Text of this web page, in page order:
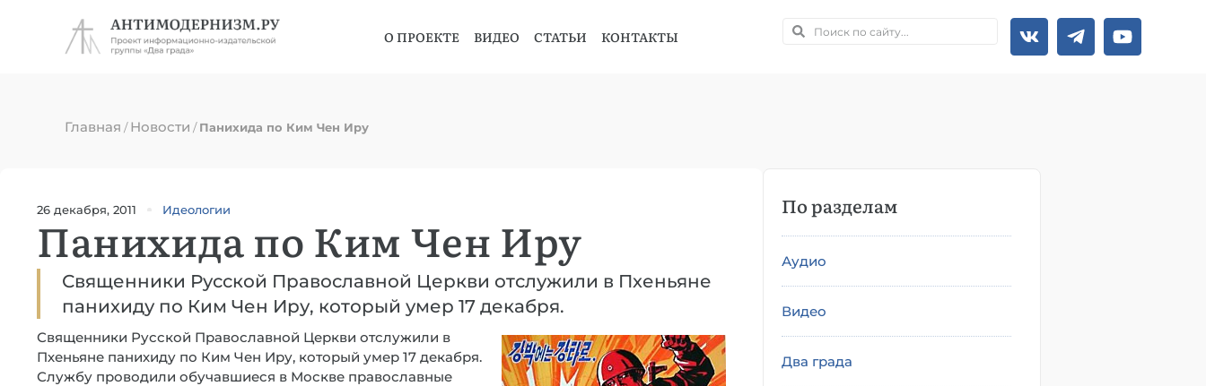
О ПРОЕКТЕ ВИДЕО СТАТЬИ КОНТАКТЫ
Главная /Новости /Панихида по Ким Чен Иру
26 декабря, 2011 Идеологии
Панихида по Ким Чен Иру
Священники Русской Православной Церкви отслужили в Пхеньяне
панихиду по Ким Чен Иру, который умер 17 декабря.
Священники Русской Православной Церкви отслужили в
Пхеньяне панихиду по Ким Чен Иру, который умер 17 декабря.
Службу проводили обучавшиеся в Москве православные
По разделам
Аудио
Видео
Два града